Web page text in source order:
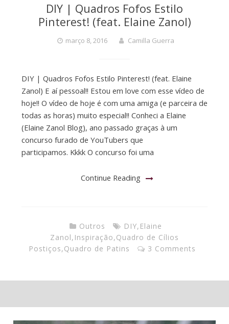
DIY | Quadros Fofos Estilo
Pinterest! (feat. Elaine Zanol)
março 8, 2016 Camilla Guerra
DIY | Quadros Fofos Estilo Pinterest! (feat. Elaine
Zanol) E aí pessoal!! Estou em love com esse vídeo de
hoje!! O vídeo de hoje é com uma amiga (e parceira de
todas as horas) muito especial!! Conheci a Elaine
(Elaine Zanol Blog), ano passado graças à um
concurso furado de YouTubers que
participamos. Kkkk O concurso foi uma
Continue Reading
Outros DIY, Elaine
Zanol, Inspiração,Quadro de Cílios
Postiços,Quadro de Patins 3 Comments